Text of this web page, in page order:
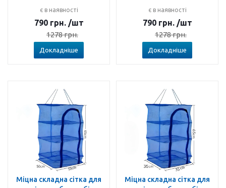
є в наявності
790 грн. /шт
1278грн.
Докладніше
є в наявності
790 грн. /шт
1278грн.
Докладніше
Міцна складна сітка для
Міцна складна сітка для